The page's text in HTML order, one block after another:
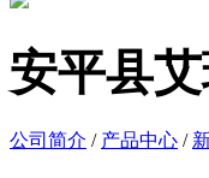
安平县
公司简介 / 产品中心 /